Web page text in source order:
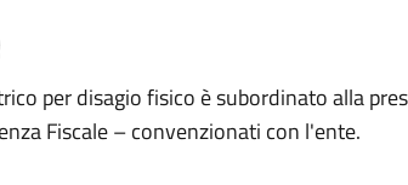
per disagio fisico è subordinato alla
Fiscale – convenzionati con l'ente.